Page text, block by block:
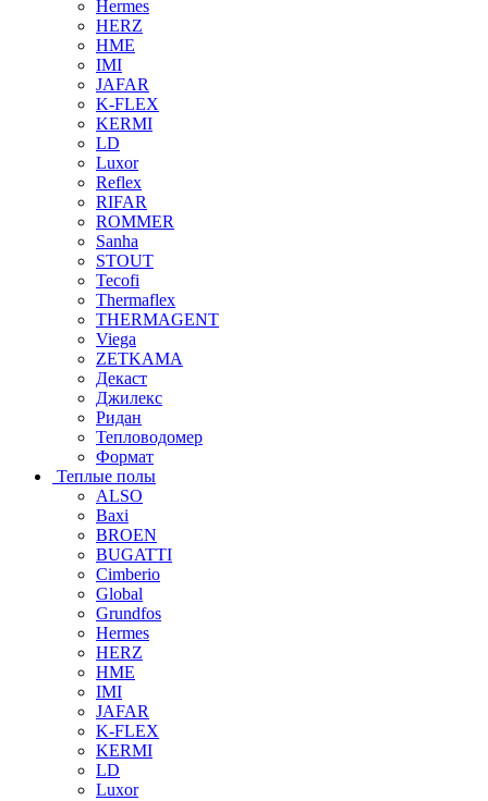
Hermes
HERZ
HME
IMI
JAFAR
K-FLEX
KERMI
LD
Luxor
Reflex
RIFAR
ROMMER
Sanha
STOUT
Tecofi
Thermaflex
THERMAGENT
Viega
ZETKAMA
Декаст
Джилекс
Ридан
Тепловодомер
Формат
Теплые полы
ALSO
Baxi
BROEN
BUGATTI
Cimberio
Global
Grundfos
Hermes
HERZ
HME
IMI
JAFAR
K-FLEX
KERMI
LD
Luxor